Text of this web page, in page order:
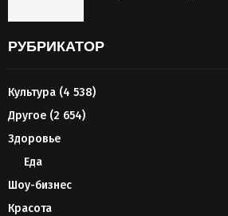
РУБРИКАТОР
Культура (4 538)
Другое (2 654)
Здоровье
Еда
Шоу-бизнес
Красота